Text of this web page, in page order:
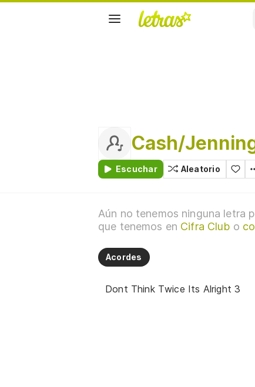
Cash/
Escuchar Aleatorio
Aún no tenemos ninguna letra
que tenemos en Cifra Club o
Acordes
Dont Think Twice Its Alright 3